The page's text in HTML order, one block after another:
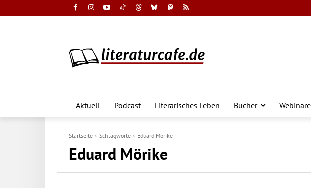
Aktuell Podcast Literarisches Leben Bücher Webinare
Startseite Schlagworte Eduard Mörike
Eduard Mörike